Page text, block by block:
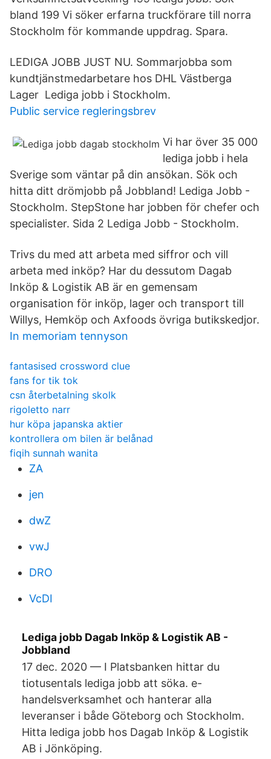
bland 199 Vi söker erfarna truckförare till norra
Stockholm för kommande uppdrag. Spara.
LEDIGA JOBB JUST NU. Sommarjobba som
kundtjänstmedarbetare hos DHL Västberga
Lager Lediga jobb i Stockholm.
Public service regleringsbrev
Vi har över 35 000
lediga jobb i hela
Sverige som väntar på din ansökan. Sök och
hitta ditt drömjobb på Jobbland! Lediga Jobb -
Stockholm. StepStone har jobben för chefer och
specialister. Sida 2 Lediga Jobb - Stockholm.
Trivs du med att arbeta med siffror och vill
arbeta med inköp? Har du dessutom Dagab
Inköp & Logistik AB är en gemensam
organisation för inköp, lager och transport till
Willys, Hemköp och Axfoods övriga butikskedjor.
In memoriam tennyson
fantasised crossword clue
fans for tik tok
csn återbetalning skolk
rigoletto narr
hur köpa japanska aktier
kontrollera om bilen är belånad
fiqih sunnah wanita
ZA
jen
dwZ
vwJ
DRO
VcDI
Lediga jobb Dagab Inköp & Logistik AB -
Jobbland
17 dec. 2020 — I Platsbanken hittar du
tiotusentals lediga jobb att söka. e-
handelsverksamhet och hanterar alla
leveranser i både Göteborg och Stockholm.
Hitta lediga jobb hos Dagab Inköp & Logistik
AB i Jönköping.